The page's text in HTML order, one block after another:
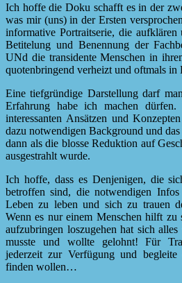
Ich hoffe die Doku schafft es in der
was mir (uns) in der Ersten
informative Portraitserie, die
Betitelung und Benennung der
UNd die transidente Menschen in
quotenbringend verheizt und oftmals in
Eine tiefgründige Darstellung darf
Erfahrung habe ich machen
interessanten Ansätzen und
dazu notwendigen Background und
dann als die blosse Reduktion auf
ausgestrahlt wurde.
Ich hoffe, dass es Denjenigen, die
betroffen sind, die notwendigen
Leben zu leben und sich zu trauen
Wenn es nur einem Menschen hilft
aufzubringen loszugehen hat sich
musste und wollte gelohnt! Für
jederzeit zur Verfügung und
finden wollen…